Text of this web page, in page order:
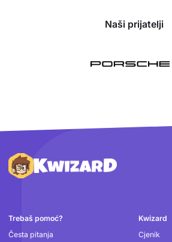
Naši prijatelji
Podnožje
Trebaš pomoć?
Česta pitanja
Kwizard
Cjenik